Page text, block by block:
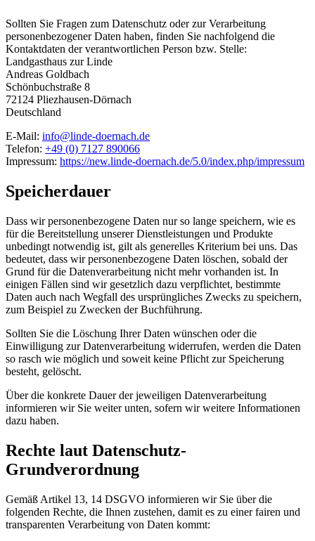
Sollten Sie Fragen zum Datenschutz oder zur Verarbeitung
personenbezogener Daten haben, finden Sie nachfolgend die
Kontaktdaten der verantwortlichen Person bzw. Stelle:
Landgasthaus zur Linde
Andreas Goldbach
Schönbuchstraße 8
72124 Pliezhausen-Dörnach
Deutschland
E-Mail: info@linde-doernach.de
Telefon: +49 (0) 7127 890066
Impressum: https://new.linde-doernach.de/5.0/index.php/impressum
Speicherdauer
Dass wir personenbezogene Daten nur so lange speichern, wie es
für die Bereitstellung unserer Dienstleistungen und Produkte
unbedingt notwendig ist, gilt als generelles Kriterium bei uns. Das
bedeutet, dass wir personenbezogene Daten löschen, sobald der
Grund für die Datenverarbeitung nicht mehr vorhanden ist. In
einigen Fällen sind wir gesetzlich dazu verpflichtet, bestimmte
Daten auch nach Wegfall des ursprüngliches Zwecks zu speichern,
zum Beispiel zu Zwecken der Buchführung.
Sollten Sie die Löschung Ihrer Daten wünschen oder die
Einwilligung zur Datenverarbeitung widerrufen, werden die Daten
so rasch wie möglich und soweit keine Pflicht zur Speicherung
besteht, gelöscht.
Über die konkrete Dauer der jeweiligen Datenverarbeitung
informieren wir Sie weiter unten, sofern wir weitere Informationen
dazu haben.
Rechte laut Datenschutz-
Grundverordnung
Gemäß Artikel 13, 14 DSGVO informieren wir Sie über die
folgenden Rechte, die Ihnen zustehen, damit es zu einer fairen und
transparenten Verarbeitung von Daten kommt: